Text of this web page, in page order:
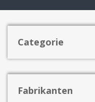
Categorie
Fabrikanten